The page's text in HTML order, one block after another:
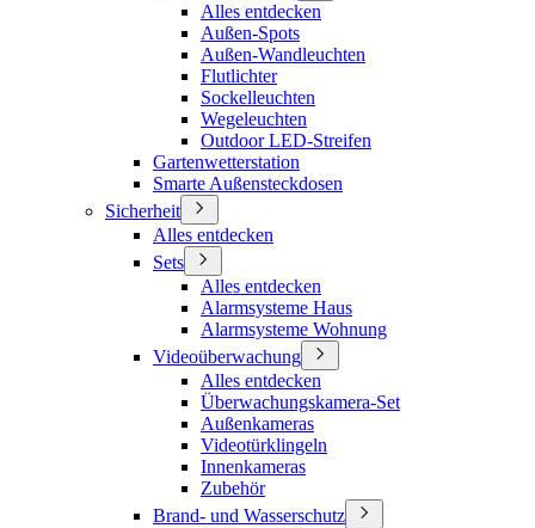
Alles entdecken
Außen-Spots
Außen-Wandleuchten
Flutlichter
Sockelleuchten
Wegeleuchten
Outdoor LED-Streifen
Gartenwetterstation
Smarte Außensteckdosen
Sicherheit
Alles entdecken
Sets
Alles entdecken
Alarmsysteme Haus
Alarmsysteme Wohnung
Videoüberwachung
Alles entdecken
Überwachungskamera-Set
Außenkameras
Videotürklingeln
Innenkameras
Zubehör
Brand- und Wasserschutz